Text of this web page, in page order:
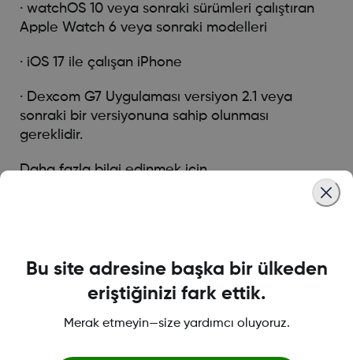
· watchOS 10 veya sonraki sürümleri çalıştıran
Apple Watch 6 veya sonraki modelleri
· iOS 17 ile çalışan iPhone
· Dexcom G7 Uygulaması versiyon 2.1 veya
sonraki bir versiyonuna sahip olunması
gereklidir.
Daha fazla bilgi edinmek için,
bu SSS bölümünü ziyaret ediniz:
BURAYA
*Akıllı cihaz ayrıca satılmaktadır. Uyumlu cihazların bir listesini
Bu site adresine başka bir ülkeden
eriştiğinizi fark ettik.
Merak etmeyin—size yardımcı oluyoruz.